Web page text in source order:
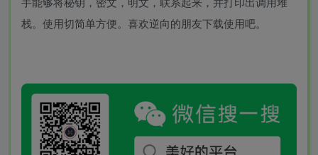
栈。使用切简单方便。喜欢逆向的朋友下载使用吧。